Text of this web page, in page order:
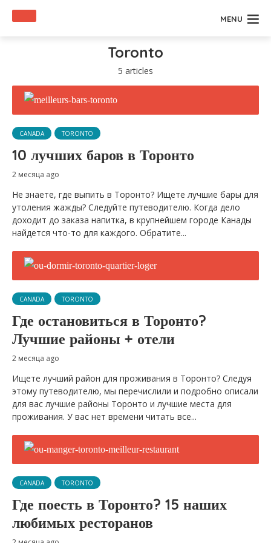
MENU
Toronto
5 articles
CANADA TORONTO
10 лучших баров в Торонто
2 месяца ago
Не знаете, где выпить в Торонто? Ищете лучшие бары для
утоления жажды? Следуйте путеводителю. Когда дело
доходит до заказа напитка, в крупнейшем городе Канады
найдется что-то для каждого. Обратите...
CANADA TORONTO
Где остановиться в Торонто?
Лучшие районы + отели
2 месяца ago
Ищете лучший район для проживания в Торонто? Следуя
этому путеводителю, мы перечислили и подробно описали
для вас лучшие районы Торонто и лучшие места для
проживания. У вас нет времени читать все...
CANADA TORONTO
Где поесть в Торонто? 15 наших
любимых ресторанов